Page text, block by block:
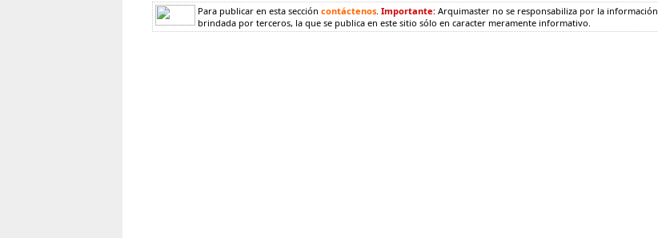
Para publicar en esta sección contáctenos. Importante: Arquimaster no se responsabiliza por la información
brindada por terceros, la que se publica en este sitio sólo en caracter meramente informativo.